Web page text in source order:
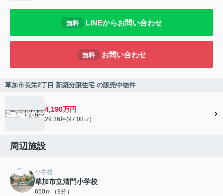
無料 LINEからお問い合わせ
無料 お問い合わせ
草加市長栄2丁目 新築分譲住宅 の販売中物件
4,190万円
29.36坪(97.08㎡)
周辺施設
小学校
草加市立清門小学校
650ｍ（9分）